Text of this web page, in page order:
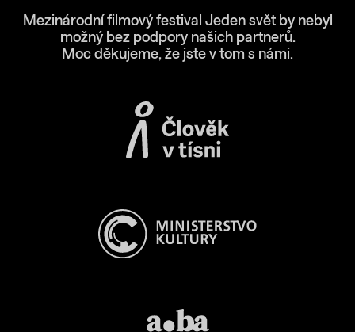
Mezinárodní filmový festival Jeden svět by nebyl
možný bez podpory našich partnerů.
Moc děkujeme, že jste v tom s námi.